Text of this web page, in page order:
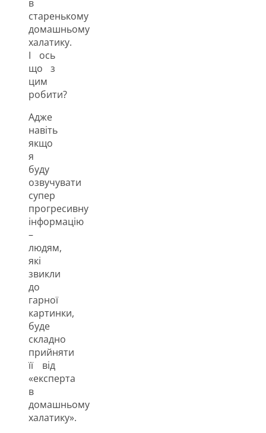
в
старенькому
домашньому
халатику.
І ось
що з
цим
робити?
Адже
навіть
якщо
я
буду
озвучувати
супер
прогресивну
інформацію
–
людям,
які
звикли
до
гарної
картинки,
буде
складно
прийняти
її від
«експерта
в
домашньому
халатику».